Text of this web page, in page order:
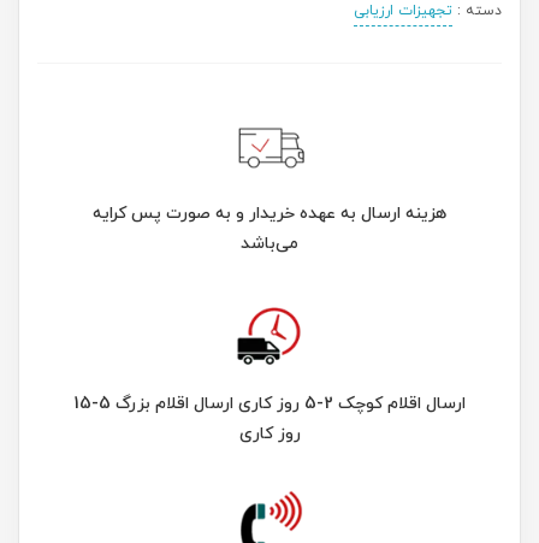
دسته : تجهیزات ارزیابی
هزینه ارسال به عهده خریدار و به صورت پس کرایه
می‌باشد
ارسال اقلام کوچک 2-5 روز کاری ارسال اقلام بزرگ 5-15
روز کاری